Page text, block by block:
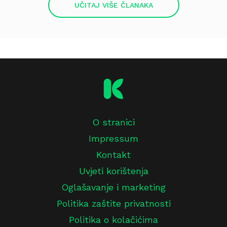
UČITAJ VIŠE ČLANAKA
O stranici
Impressum
Kontakt
Uvjeti korištenja
Oglašavanje i marketing
Politika zaštite privatnosti
Politika o kolačićima